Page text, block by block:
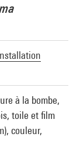
à la bombe,
toile et film
couleur,